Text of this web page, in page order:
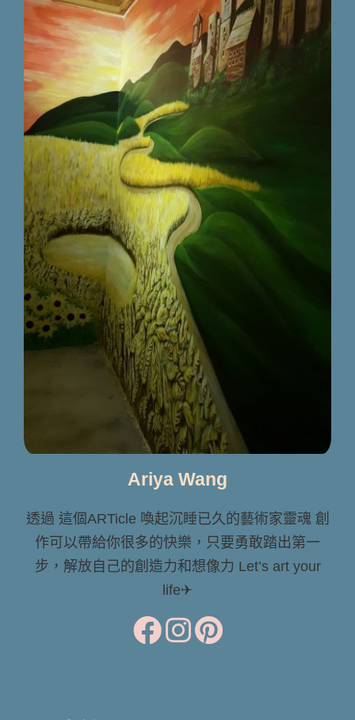
Ariya Wang
透過 這個ARTicle 喚起沉睡已久的藝術家靈魂 創
作可以帶給你很多的快樂，只要勇敢踏出第一
步，解放自己的創造力和想像力 Let’s art your
life✈